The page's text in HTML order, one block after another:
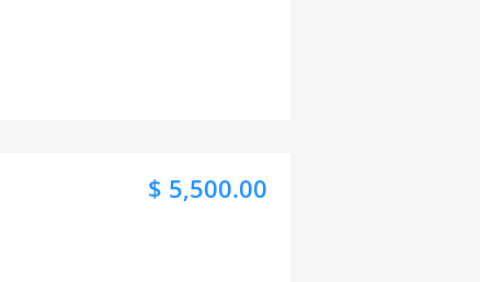
$ 5,500.00